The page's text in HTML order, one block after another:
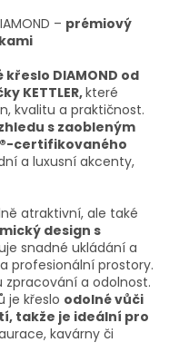
– prémiový
DIAMOND od
KETTLER,které
kvalitu a praktičnost.
s zaobleným
certifikovaného
a luxusní akcenty,
atraktivní, ale také
design s
snadné ukládání a
profesionální prostory.
zpracování a odolnost.
je křeslo odolné vůči
takže je ideální pro
kavárny či